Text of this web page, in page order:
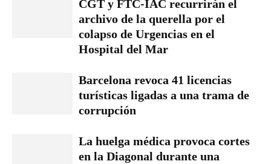
CGT y FTC-IAC recurrirán el
archivo de la querella por el
colapso de Urgencias en el
Hospital del Mar
Barcelona revoca 41 licencias
turísticas ligadas a una trama de
corrupción
La huelga médica provoca cortes
en la Diagonal durante una